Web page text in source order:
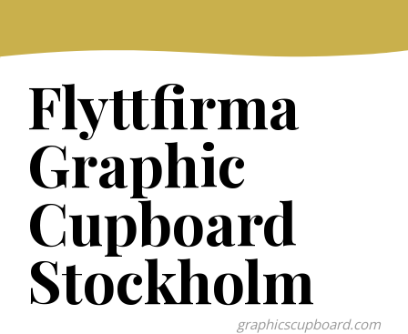
content
Flyttfirma
Graphic
Cupboard
Stockholm
graphicscupboard.com